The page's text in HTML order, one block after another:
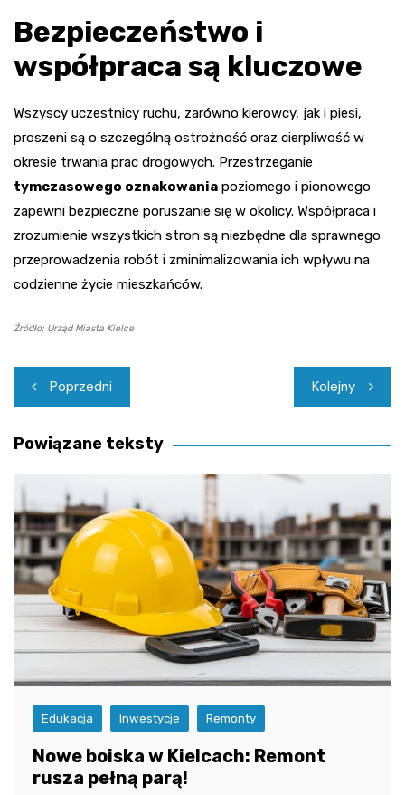
Bezpieczeństwo i
współpraca są kluczowe
Wszyscy uczestnicy ruchu, zarówno kierowcy, jak i piesi,
proszeni są o szczególną ostrożność oraz cierpliwość w
okresie trwania prac drogowych. Przestrzeganie
tymczasowego oznakowania poziomego i pionowego
zapewni bezpieczne poruszanie się w okolicy. Współpraca i
zrozumienie wszystkich stron są niezbędne dla sprawnego
przeprowadzenia robót i zminimalizowania ich wpływu na
codzienne życie mieszkańców.
Źródło: Urząd Miasta Kielce
Nawigacja
wpisu
Poprzedni Kolejny
Powiązane teksty
Edukacja Inwestycje Remonty
Nowe boiska w Kielcach: Remont
rusza pełną parą!